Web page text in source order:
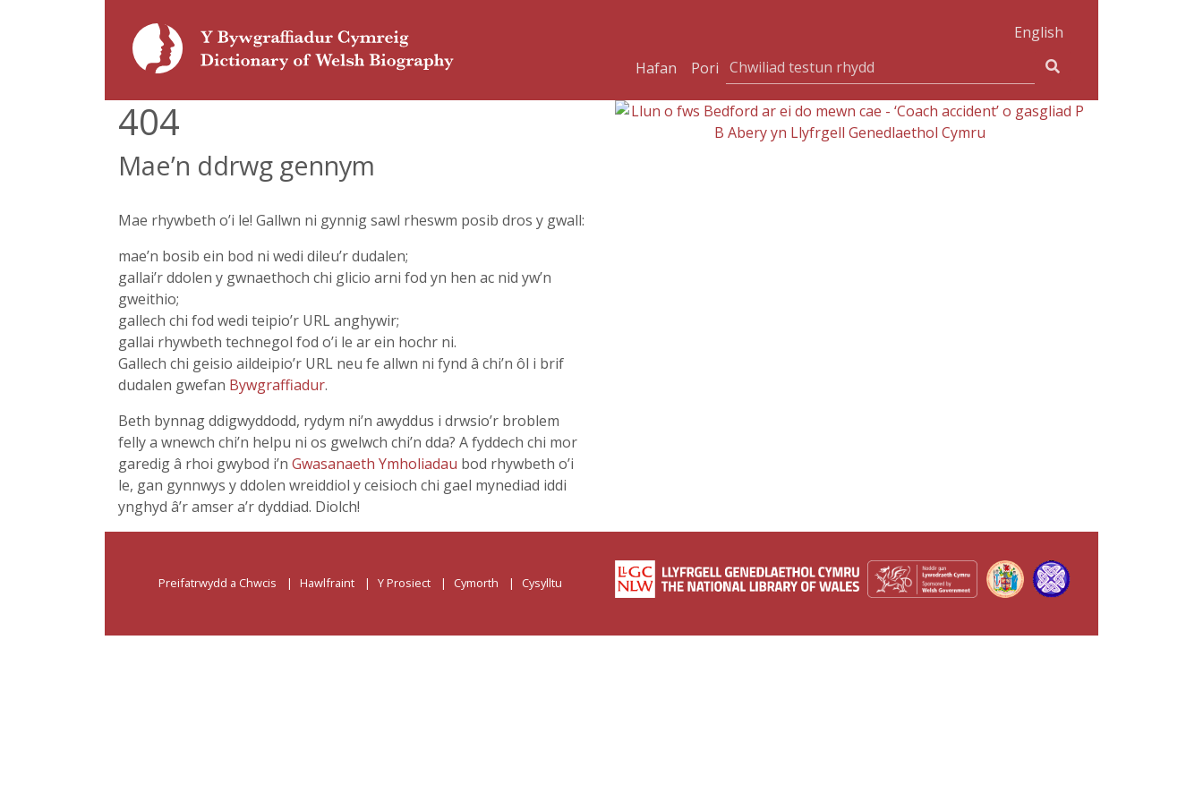
English
Hafan
Pori
404
Mae’n ddrwg gennym
Mae rhywbeth o’i le! Gallwn ni gynnig sawl rheswm posib dros y gwall:
mae’n bosib ein bod ni wedi dileu’r dudalen;
gallai’r ddolen y gwnaethoch chi glicio arni fod yn hen ac nid yw’n
gweithio;
gallech chi fod wedi teipio’r URL anghywir;
gallai rhywbeth technegol fod o’i le ar ein hochr ni.
Gallech chi geisio aildeipio’r URL neu fe allwn ni fynd â chi’n ôl i brif
dudalen gwefan Bywgraffiadur.
Beth bynnag ddigwyddodd, rydym ni’n awyddus i drwsio’r broblem
felly a wnewch chi’n helpu ni os gwelwch chi’n dda? A fyddech chi mor
garedig â rhoi gwybod i’n Gwasanaeth Ymholiadau bod rhywbeth o’i
le, gan gynnwys y ddolen wreiddiol y ceisioch chi gael mynediad iddi
ynghyd â’r amser a’r dyddiad. Diolch!
Preifatrwydd a Chwcis Hawlfraint Y Prosiect Cymorth Cysylltu